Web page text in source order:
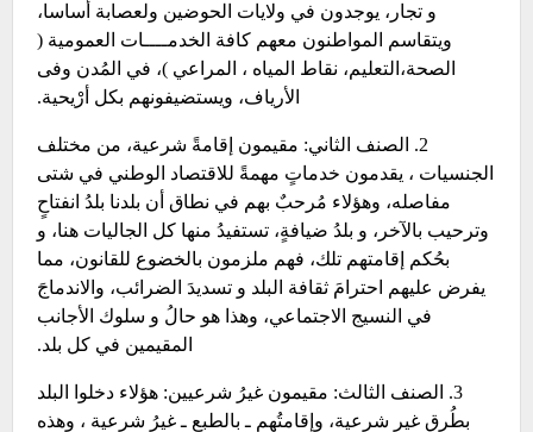
و تجار، يوجدون في ولايات الحوضين ولعصابة أساسا،
ويتقاسم المواطنون معهم كافة الخدمــــات العمومية (
الصحة،التعليم، نقاط المياه ، المراعي )، في المُدن وفى
الأرياف، ويستضيفونهم بكل أرْيحية.
2. الصنف الثاني: مقيمون إقامةً شرعية، من مختلف
الجنسيات ، يقدمون خدماتٍ مهمةً للاقتصاد الوطني في شتى
مفاصله، وهؤلاء مُرحبٌ بهم في نطاق أن بلدنا بلدُ انفتاحٍ
وترحيب بالآخر، و بلدُ ضيافةٍ، تستفيدُ منها كل الجاليات هنا، و
بحُكم إقامتهم تلك، فهم ملزمون بالخضوع للقانون، مما
يفرض عليهم احترامَ ثقافة البلد و تسديدَ الضرائب، والاندماجَ
في النسيج الاجتماعي، وهذا هو حالُ و سلوك الأجانب
المقيمين في كل بلد.
3. الصنف الثالث: مقيمون غيرُ شرعيين: هؤلاء دخلوا البلد
بطُرق غير شرعية، وإقامتُهم ـ بالطبع ـ غيرُ شرعية ، وهذه